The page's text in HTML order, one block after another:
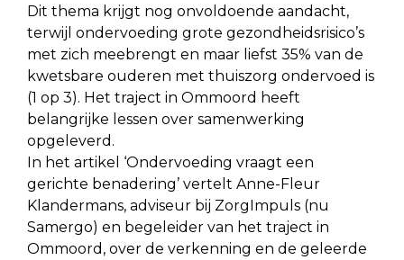
Dit thema krijgt nog onvoldoende aandacht,
terwijl ondervoeding grote gezondheidsrisico’s
met zich meebrengt en maar liefst 35% van de
kwetsbare ouderen met thuiszorg ondervoed is
(1 op 3). Het traject in Ommoord heeft
belangrijke lessen over samenwerking
opgeleverd.
In het artikel ‘Ondervoeding vraagt een
gerichte benadering’ vertelt Anne-Fleur
Klandermans, adviseur bij ZorgImpuls (nu
Samergo) en begeleider van het traject in
Ommoord, over de verkenning en de geleerde